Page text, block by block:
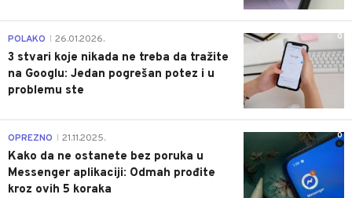
0
POLAKO 26.01.2026.
3 stvari koje nikada ne treba da tražite
na Googlu: Jedan pogrešan potez i u
problemu ste
0
OPREZNO 21.11.2025.
Kako da ne ostanete bez poruka u
Messenger aplikaciji: Odmah prođite
kroz ovih 5 koraka